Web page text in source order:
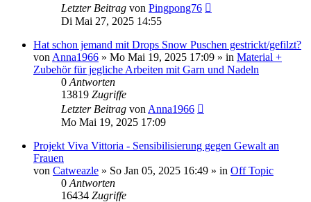
Letzter Beitrag von Pingpong76
Di Mai 27, 2025 14:55
Hat schon jemand mit Drops Snow Puschen gestrickt/gefilzt?
von Anna1966 » Mo Mai 19, 2025 17:09 » in Material +
Zubehör für jegliche Arbeiten mit Garn und Nadeln
0 Antworten
13819 Zugriffe
Letzter Beitrag von Anna1966
Mo Mai 19, 2025 17:09
Projekt Viva Vittoria - Sensibilisierung gegen Gewalt an
Frauen
von Catweazle » So Jan 05, 2025 16:49 » in Off Topic
0 Antworten
16434 Zugriffe